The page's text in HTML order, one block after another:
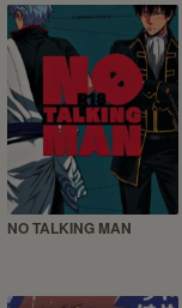
NO TALKING MAN